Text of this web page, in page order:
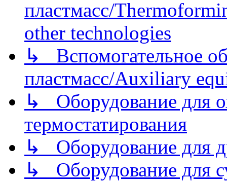
пластмасс/
other technologies
↳ Вспомогательное
пластмасс/Auxiliary
↳ Оборудование для
термостатирования
↳ Оборудование для
↳ Оборудование для